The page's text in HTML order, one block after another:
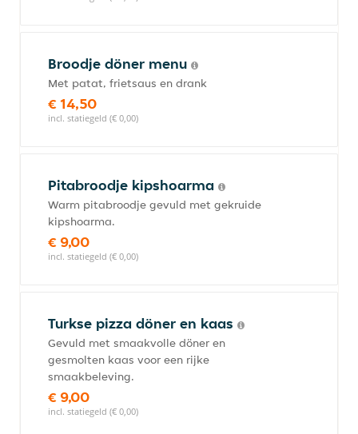
Broodje döner menu
Met patat, frietsaus en drank
€ 14,50
incl. statiegeld (€ 0,00)
Pitabroodje kipshoarma
Warm pitabroodje gevuld met gekruide
kipshoarma.
€ 9,00
incl. statiegeld (€ 0,00)
Turkse pizza döner en kaas
Gevuld met smaakvolle döner en
gesmolten kaas voor een rijke
smaakbeleving.
€ 9,00
incl. statiegeld (€ 0,00)